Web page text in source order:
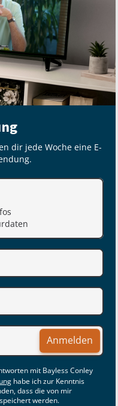
dir jede Woche eine E-
Anmelden
mit Bayless Conley
habe ich zur Kenntnis
dass die von mir
werden.